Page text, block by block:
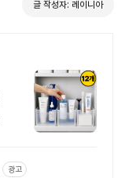
글 작성자: 레이니아
광고